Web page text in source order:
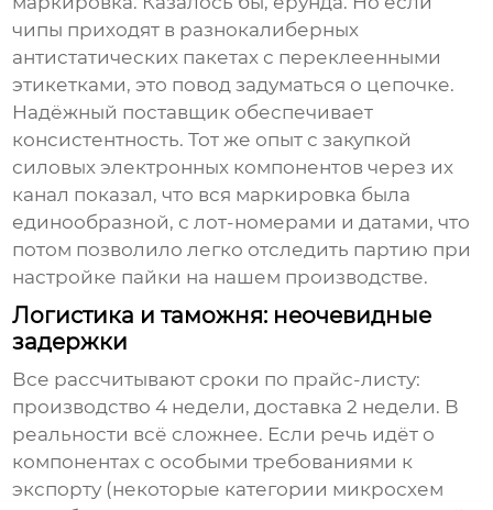
чипы приходят в разнокалиберных
антистатических пакетах с переклеенными
этикетками, это повод задуматься о цепочке.
Надёжный поставщик обеспечивает
консистентность. Тот же опыт с закупкой
силовых электронных компонентов через их
канал показал, что вся маркировка была
единообразной, с лот-номерами и датами, что
потом позволило легко отследить партию при
настройке пайки на нашем производстве.
Логистика и таможня: неочевидные
задержки
Все рассчитывают сроки по прайс-листу:
производство 4 недели, доставка 2 недели. В
реальности всё сложнее. Если речь идёт о
компонентах с особыми требованиями к
экспорту (некоторые категории микросхем